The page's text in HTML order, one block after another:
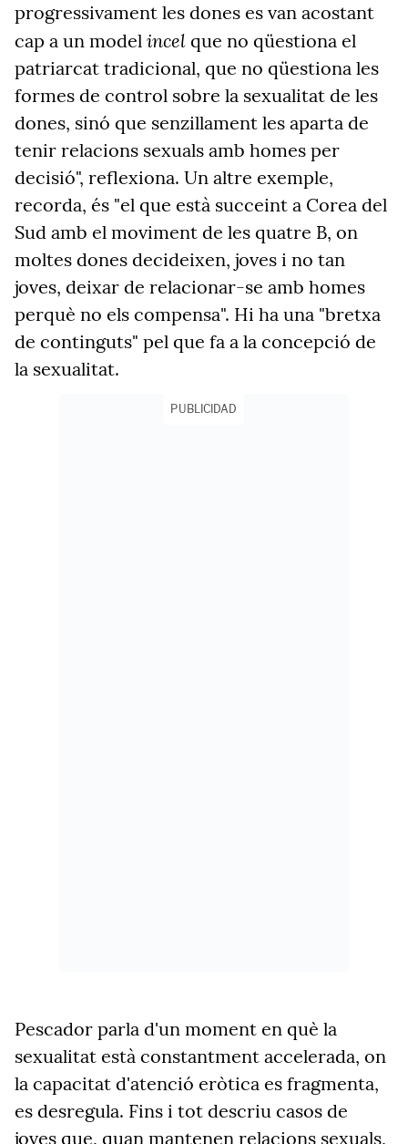
progressivament les dones es van acostant
cap a un model incel que no qüestiona el
patriarcat tradicional, que no qüestiona les
formes de control sobre la sexualitat de les
dones, sinó que senzillament les aparta de
tenir relacions sexuals amb homes per
decisió", reflexiona. Un altre exemple,
recorda, és "el que està succeint a Corea del
Sud amb el moviment de les quatre B, on
moltes dones decideixen, joves i no tan
joves, deixar de relacionar-se amb homes
perquè no els compensa". Hi ha una "bretxa
de continguts" pel que fa a la concepció de
la sexualitat.
PUBLICIDAD
Pescador parla d'un moment en què la
sexualitat està constantment accelerada, on
la capacitat d'atenció eròtica es fragmenta,
es desregula. Fins i tot descriu casos de
joves que, quan mantenen relacions sexuals,